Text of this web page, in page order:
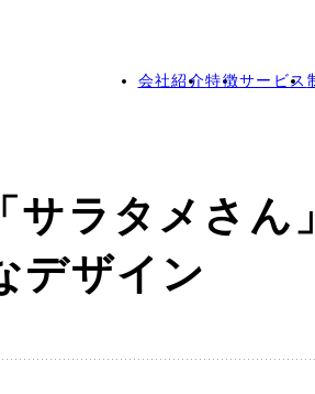
会社紹介特徴サービス
サラタメさん
デザイン